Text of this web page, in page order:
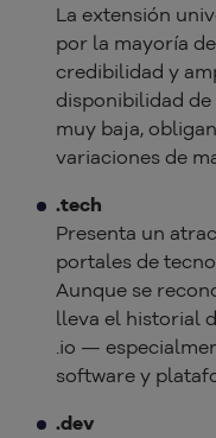
La extensión
por la mayoría
credibilidad y
disponibilidad de
muy baja,
variaciones de
.tech
Presenta un
portales de
Aunque se
lleva el historial
.io —
software y
.dev